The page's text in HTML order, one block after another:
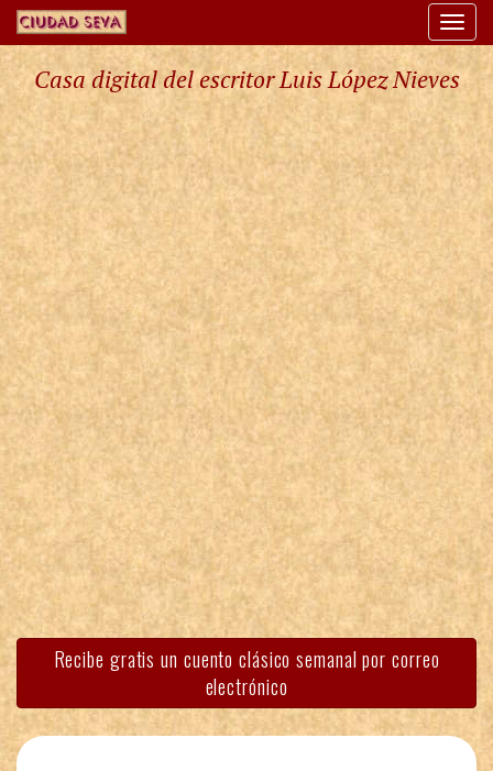
Casa digital del escritor Luis López Nieves
Recibe gratis un cuento clásico semanal por correo
electrónico